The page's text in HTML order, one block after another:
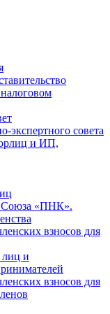
экспертного совета
и ИП,
Союза «ПНК».
взносов для
лиц и
взносов для